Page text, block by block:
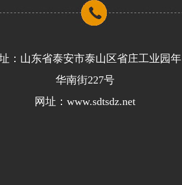
：山东省泰安市泰山区省庄工业园年
华南街227号
网址：www.sdtsdz.net